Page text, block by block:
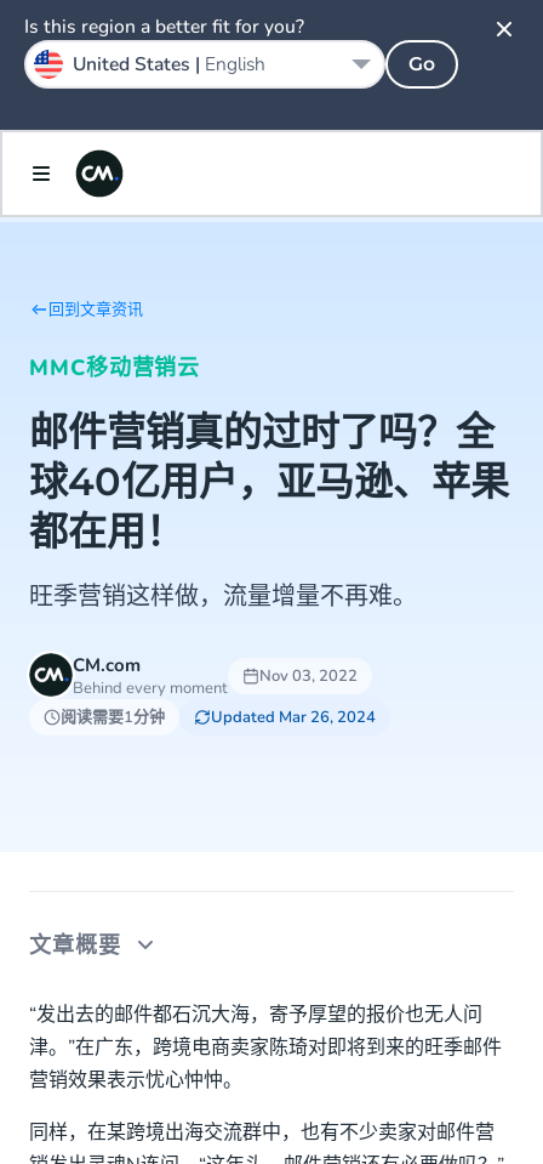
回到文章资讯
MMC移动营销云
邮件营销真的过时了吗？全
球40亿用户，亚马逊、苹果
都在用！
旺季营销这样做，流量增量不再难。
CM.com
Behind every moment
Nov 03, 2022
阅读需要1分钟
Updated Mar 26, 2024
文章概要
40亿用户，海外大厂也爱邮件营销
天天发邮件却没转化！这几点很关键
“发出去的邮件都石沉大海，寄予厚望的报价也无人问
津。”在广东，跨境电商卖家陈琦对即将到来的旺季邮件
营销效果表示忧心忡忡。
同样，在某跨境出海交流群中，也有不少卖家对邮件营
Is this region a better fit for you?
United States | English Go